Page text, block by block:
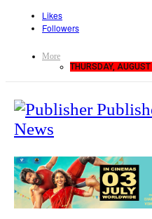
Likes
Followers
More
THURSDAY,
News